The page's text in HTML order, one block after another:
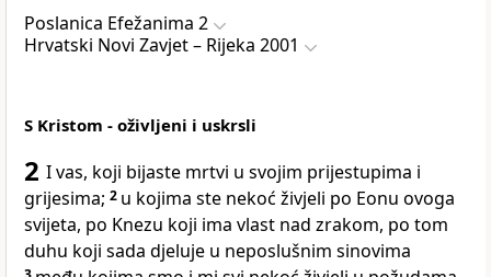
Poslanica Efežanima 2
Hrvatski Novi Zavjet – Rijeka 2001
S Kristom - oživljeni i uskrsli
2 I vas, koji bijaste mrtvi u svojim prijestupima i
grijesima; 2 u kojima ste nekoć živjeli po Eonu ovoga
svijeta, po Knezu koji ima vlast nad zrakom, po tom
duhu koji sada djeluje u neposlušnim sinovima